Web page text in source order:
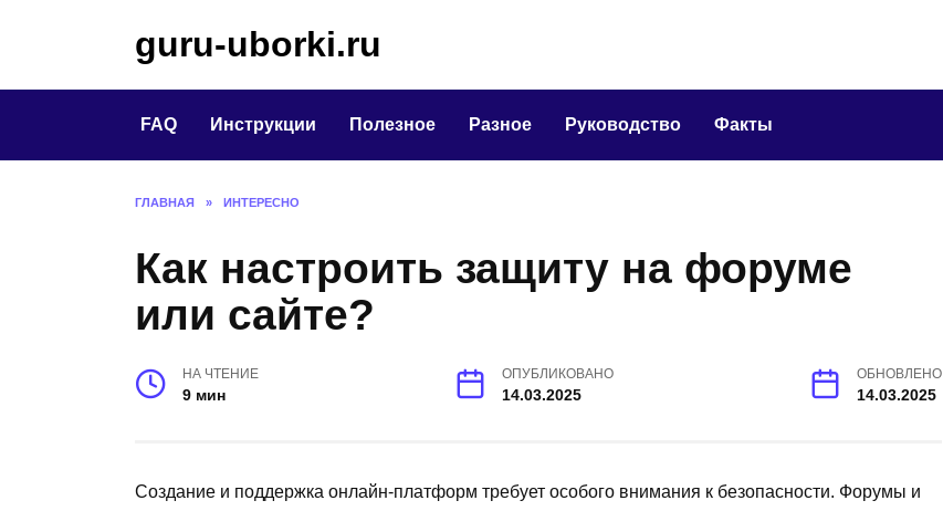
guru-uborki.ru
FAQ Инструкции Полезное Разное Руководство Факты
ГЛАВНАЯ » ИНТЕРЕСНО
Как настроить защиту на форуме
или сайте?
НА ЧТЕНИЕ
9 мин
ОПУБЛИКОВАНО
14.03.2025
ОБНОВЛЕНО
14.03.2025
Создание и поддержка онлайн-платформ требует особого внимания к безопасности. Форумы и